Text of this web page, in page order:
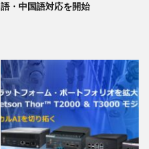
語・中国語対応を開始